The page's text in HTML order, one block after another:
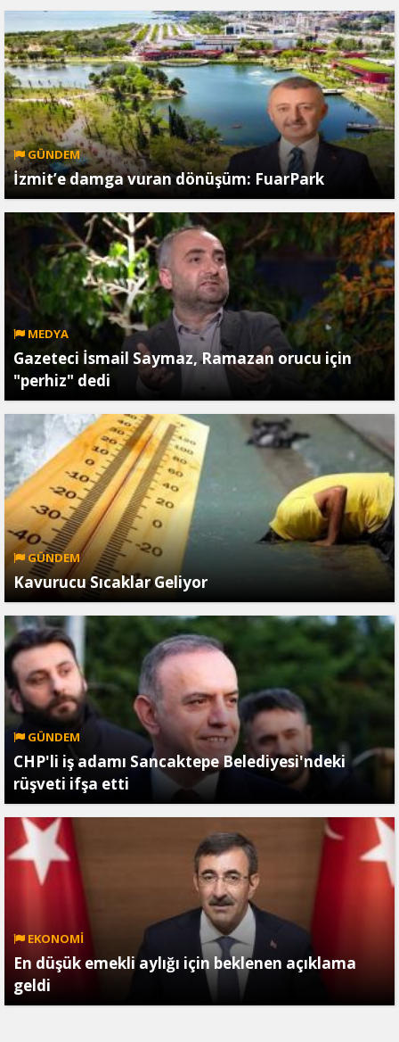
GÜNDEM
İzmit’e damga vuran dönüşüm: FuarPark
MEDYA
Gazeteci İsmail Saymaz, Ramazan orucu için
"perhiz" dedi
GÜNDEM
Kavurucu Sıcaklar Geliyor
GÜNDEM
CHP'li iş adamı Sancaktepe Belediyesi'ndeki
rüşveti ifşa etti
EKONOMİ
En düşük emekli aylığı için beklenen açıklama
geldi